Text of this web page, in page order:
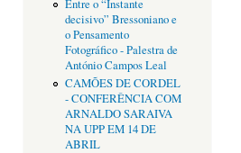
Entre o “Instante
decisivo” Bressoniano e
o Pensamento
Fotográfico - Palestra de
António Campos Leal
CAMÕES DE CORDEL
- CONFERÊNCIA COM
ARNALDO SARAIVA
NA UPP EM 14 DE
ABRIL